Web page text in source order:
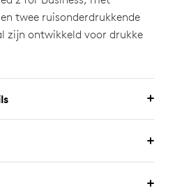
twee ruisonderdrukkende
zijn ontwikkeld voor drukke